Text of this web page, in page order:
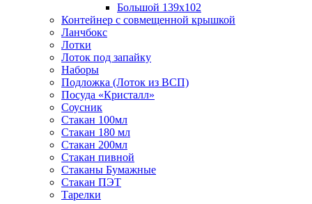
Большой 139х102
Контейнер с совмещенной крышкой
Ланчбокс
Лотки
Лоток под запайку
Наборы
Подложка (Лоток из ВСП)
Посуда «Кристалл»
Соусник
Стакан 100мл
Стакан 180 мл
Стакан 200мл
Стакан пивной
Стаканы Бумажные
Стакан ПЭТ
Тарелки